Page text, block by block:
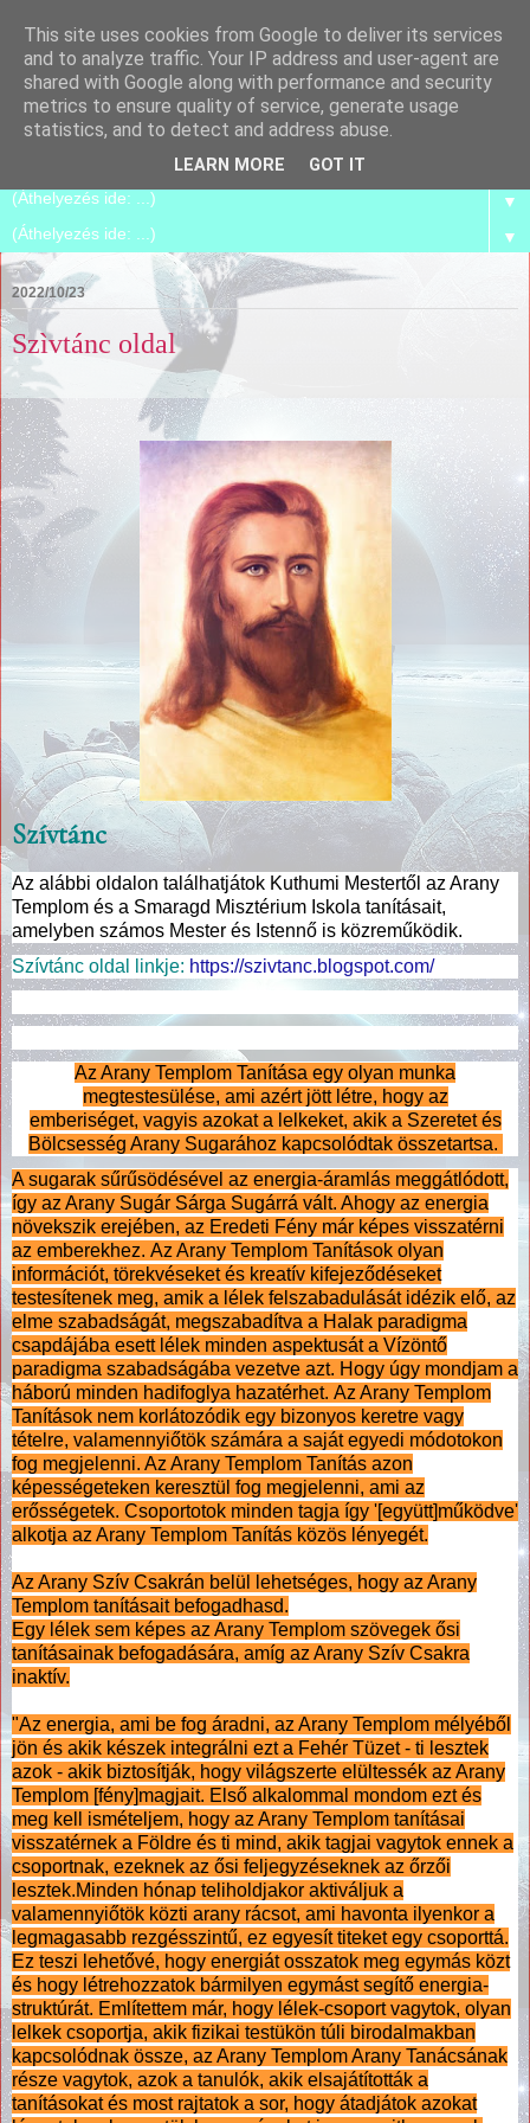
Spirilego
Szétszedjük, és összerakjuk magunkat azzá, amik már
▼
▼
2022/10/23
Szìvtánc oldal
Szívtánc
Az alábbi oldalon találhatjátok Kuthumi Mestertől az Arany
Templom és a Smaragd Misztérium Iskola tanításait,
amelyben számos Mester és Istennő is közreműködik.
Szívtánc oldal linkje: https://szivtanc.blogspot.com/
Az Arany Templom Tanítása egy olyan munka
megtestesülése, ami azért jött létre, hogy az
emberiséget, vagyis azokat a lelkeket, akik a Szeretet és
Bölcsesség Arany Sugarához kapcsolódtak összetartsa.
A sugarak sűrűsödésével az energia-áramlás meggátlódott,
így az Arany Sugár Sárga Sugárrá vált. Ahogy az energia
növekszik erejében, az Eredeti Fény már képes visszatérni
az emberekhez. Az Arany Templom Tanítások olyan
információt, törekvéseket és kreatív kifejeződéseket
testesítenek meg, amik a lélek felszabadulását idézik elő, az
elme szabadságát, megszabadítva a Halak paradigma
csapdájába esett lélek minden aspektusát a Vízöntő
paradigma szabadságába vezetve azt. Hogy úgy mondjam a
háború minden hadifoglya hazatérhet. Az Arany Templom
Tanítások nem korlátozódik egy bizonyos keretre vagy
tételre, valamennyiőtök számára a saját egyedi módotokon
fog megjelenni. Az Arany Templom Tanítás azon
képességeteken keresztül fog megjelenni, ami az
erősségetek. Csoportotok minden tagja így '[együtt]működve'
alkotja az Arany Templom Tanítás közös lényegét.
Az Arany Szív Csakrán belül lehetséges, hogy az Arany
Templom tanításait befogadhasd.
Egy lélek sem képes az Arany Templom szövegek ősi
tanításainak befogadására, amíg az Arany Szív Csakra
inaktív.
"Az energia, ami be fog áradni, az Arany Templom mélyéből
jön és akik készek integrálni ezt a Fehér Tüzet - ti lesztek
azok - akik biztosítják, hogy világszerte elültessék az Arany
Templom [fény]magjait. Első alkalommal mondom ezt és
meg kell ismételjem, hogy az Arany Templom tanításai
visszatérnek a Földre és ti mind, akik tagjai vagytok ennek a
csoportnak, ezeknek az ősi feljegyzéseknek az őrzői
lesztek.Minden hónap teliholdjakor aktiváljuk a
valamennyiőtök közti arany rácsot, ami havonta ilyenkor a
legmagasabb rezgésszintű, ez egyesít titeket egy csoporttá.
Ez teszi lehetővé, hogy energiát osszatok meg egymás közt
és hogy létrehozzatok bármilyen egymást segítő energia-
struktúrát. Említettem már, hogy lélek-csoport vagytok, olyan
lelkek csoportja, akik fizikai testükön túli birodalmakban
kapcsolódnak össze, az Arany Templom Arany Tanácsának
része vagytok, azok a tanulók, akik elsajátították a
tanításokat és most rajtatok a sor, hogy átadjátok azokat
This site uses cookies from Google to deliver its services
and to analyze traffic. Your IP address and user-agent are
shared with Google along with performance and security
metrics to ensure quality of service, generate usage
statistics, and to detect and address abuse.
LEARN MORE GOT IT